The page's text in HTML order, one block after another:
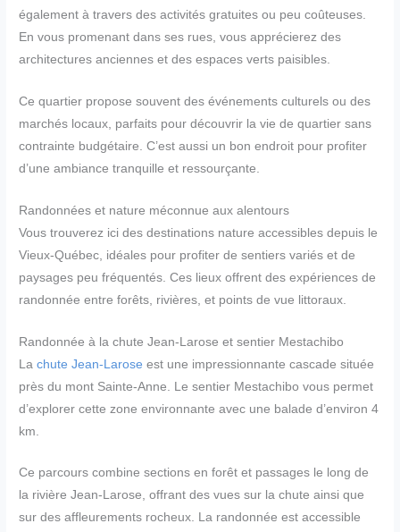
également à travers des activités gratuites ou peu coûteuses.
En vous promenant dans ses rues, vous apprécierez des
architectures anciennes et des espaces verts paisibles.
Ce quartier propose souvent des événements culturels ou des
marchés locaux, parfaits pour découvrir la vie de quartier sans
contrainte budgétaire. C’est aussi un bon endroit pour profiter
d’une ambiance tranquille et ressourçante.
Randonnées et nature méconnue aux alentours
Vous trouverez ici des destinations nature accessibles depuis le
Vieux-Québec, idéales pour profiter de sentiers variés et de
paysages peu fréquentés. Ces lieux offrent des expériences de
randonnée entre forêts, rivières, et points de vue littoraux.
Randonnée à la chute Jean-Larose et sentier Mestachibo
Lachute Jean-Larose est une impressionnante cascade située
près du mont Sainte-Anne. Le sentier Mestachibo vous permet
d’explorer cette zone environnante avec une balade d’environ 4
km.
Ce parcours combine sections en forêt et passages le long de
la rivière Jean-Larose, offrant des vues sur la chute ainsi que
sur des affleurements rocheux. La randonnée est accessible